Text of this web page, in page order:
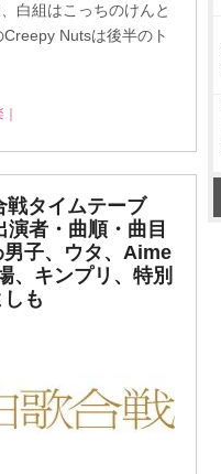
白組はこっちのけんと
Nutsは後半のト
戦タイムテーブ
者・曲順・曲目
男子、ウタ、Aime
、キンプリ、特別
も